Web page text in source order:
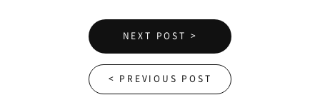
NEXT POST >
< PREVIOUS POST